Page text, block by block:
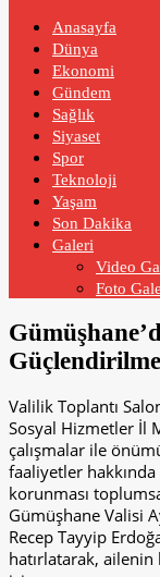
Anasayfa
Dünya
Ekonomi
Gündem
Sağlık
Siyaset
Spor
Teknoloji
Yaşam
Son Dakika
Galeri
Video
Foto
Valilik Toplantı
Sosyal Hizmetler İl
çalışmalar ile
faaliyetler
korunması
Gümüşhane Valisi
Recep Tayyip
hatırlatarak,